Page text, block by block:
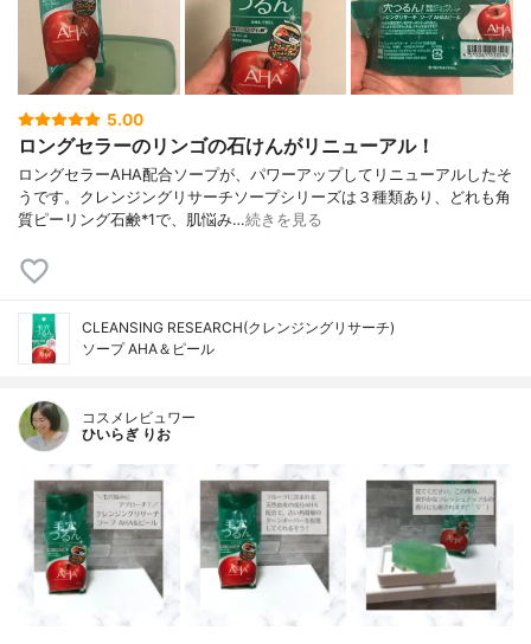
5.00
ロングセラーのリンゴの石けんがリニューアル！
ロングセラーAHA配合ソープが、パワーアップしてリニューアルしたそ
うです。クレンジングリサーチソープシリーズは３種類あり、どれも角
質ピーリング石鹸*1で、肌悩み…続きを見る
CLEANSING RESEARCH(クレンジングリサーチ)
ソープ AHA＆ピール
コスメレビュワー
ひいらぎ りお